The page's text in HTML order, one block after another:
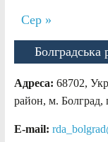
Сер »
Болградська
Адреса: 68702,
район, м.
E-mail: